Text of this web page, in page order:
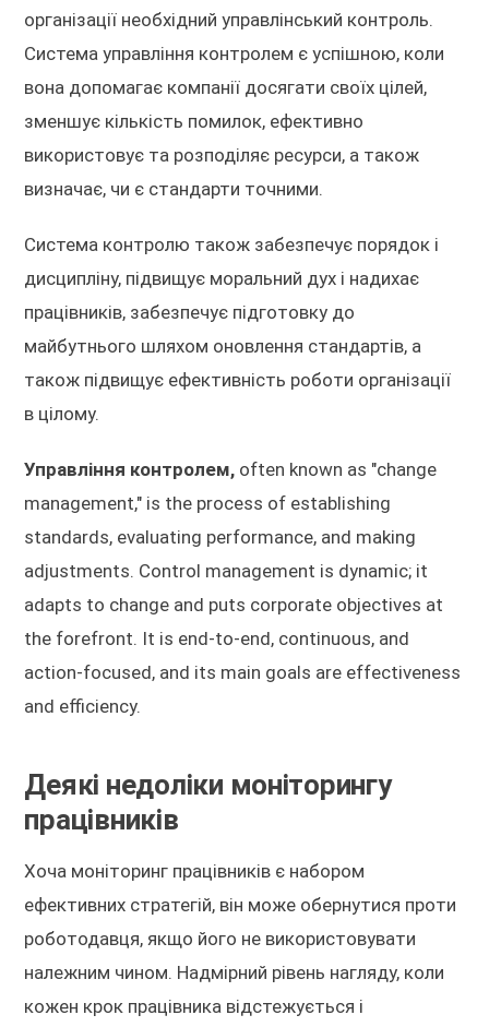
організації необхідний управлінський контроль.
Система управління контролем є успішною, коли
вона допомагає компанії досягати своїх цілей,
зменшує кількість помилок, ефективно
використовує та розподіляє ресурси, а також
визначає, чи є стандарти точними.
Система контролю також забезпечує порядок і
дисципліну, підвищує моральний дух і надихає
працівників, забезпечує підготовку до
майбутнього шляхом оновлення стандартів, а
також підвищує ефективність роботи організації
в цілому.
Управління контролем, often known as "change
management," is the process of establishing
standards, evaluating performance, and making
adjustments. Control management is dynamic; it
adapts to change and puts corporate objectives at
the forefront. It is end-to-end, continuous, and
action-focused, and its main goals are effectiveness
and efficiency.
Деякі недоліки моніторингу
працівників
Хоча моніторинг працівників є набором
ефективних стратегій, він може обернутися проти
роботодавця, якщо його не використовувати
належним чином. Надмірний рівень нагляду, коли
кожен крок працівника відстежується і